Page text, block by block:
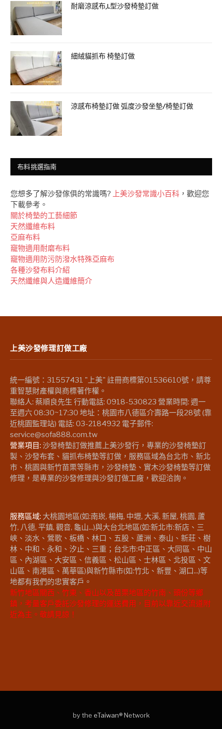
耐磨涼感布,L型沙發椅墊訂做
細絨貓抓布 椅墊訂做
涼感布椅墊訂做 弧度沙發坐墊/椅墊訂做
布料挑選指南
您想多了解沙發傢俱的常識嗎? 上美沙發常識小百科 ，歡迎您
下載參考。
關於椅墊的工藝細節
天然纖維布料
亞麻布料
竉物適用耐磨布料
竉物適用防污防潑水特殊亞麻布
各種沙發布料介紹
天然纖維與人造纖維簡介
上美沙發修理訂做工廠
統一編號：31557431 "上美" 註冊商標第01536610號，請尊
重智慧財產權與商標著作權。
聯絡人: 蔡順良先生 行動電話: 0918-530823 營業時間: 週一
至週六 08:30~17:30 地址：桃園市八德區介壽路一段28號 (靠
近桃園監理站) 電話: 03-2184932 電子郵件:
service@sofa888.com.tw
營業項目: 沙發椅墊訂做推薦上美沙發行，專業的沙發椅墊訂
製、沙發布套、貓抓布椅墊等訂做，服務區域為台北市、新北
市、桃園與新竹苗栗等縣市，沙發椅墊、實木沙發椅墊等訂做
修理，是專業的沙發修理與沙發訂做工廠，歡迎洽詢。
服務區域: 大桃園地區(如:南崁, 楊梅, 中壢, 大溪, 新屋, 桃園, 蘆
竹, 八德, 平鎮, 觀音, 龜山...)與大台北地區(如:新北市:新店、三
峽、淡水、鶯歌、板橋、林口、五股、蘆洲、泰山、新莊、樹
林、中和、永和、汐止、三重；台北市:中正區、大同區、中山
區、內湖區、大安區、信義區、松山區、士林區、北投區、文
山區、南港區、萬華區)與新竹縣市(如:竹北、新豐、湖口...)等
地都有我們的忠實客戶。
新竹地區關西、竹東、香山以及苗栗地區的竹南、頭份等鄉
鎮，考量客戶委託沙發修理的運送費用，目前以靠近交流道附
近為主。敬請見諒！
by the eTaiwan® Network